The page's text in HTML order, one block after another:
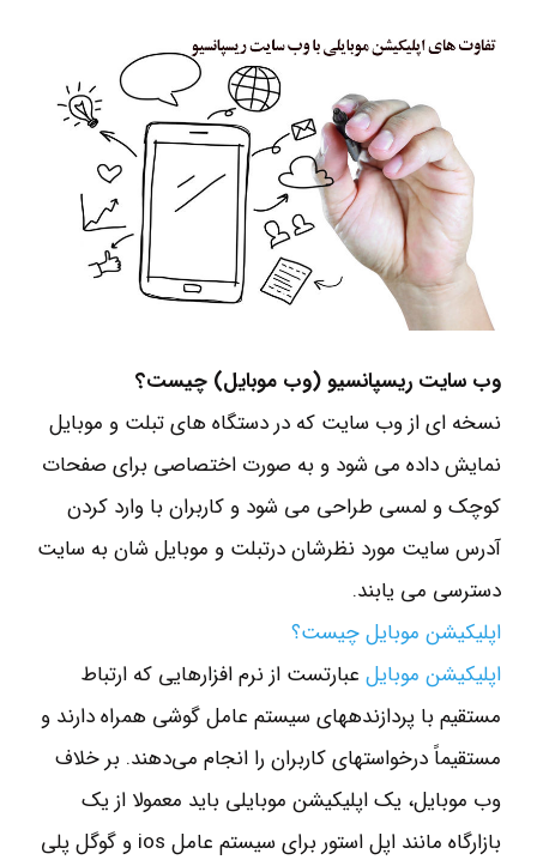
وب سایت ریسپانسیو (وب موبایل) چیست؟
نسخه ای از وب سایت که در دستگاه های تبلت و موبایل
نمایش داده می شود و به صورت اختصاصی برای صفحات
کوچک و لمسی طراحی می شود و کاربران با وارد کردن
آدرس سایت مورد نظرشان درتبلت و موبایل شان به سایت
دسترسی می یابند.
اپلیکیشن موبایل چیست؟
اپلیکیشن‌ موبایل عبارتست از نرم افزارهایی که ارتباط
مستقیم با پردازنده‎های سیستم عامل گوشی همراه دارند و
مستقیماً درخواست‎های کاربران را انجام می‌دهند. بر خلاف
وب موبایل، یک اپلیکیشن موبایلی باید معمولا از یک
بازارگاه مانند اپل استور برای سیستم عامل ios و گوگل پلی